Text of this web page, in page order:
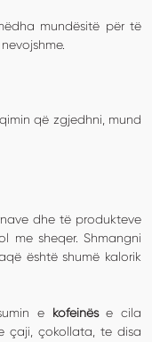
mundësitë për të
që zgjedhni, mund
dhe të produkteve
me sheqer. Shmangni
është shumë kalorik
e kofeinëse cila
çaji, çokollata, te disa